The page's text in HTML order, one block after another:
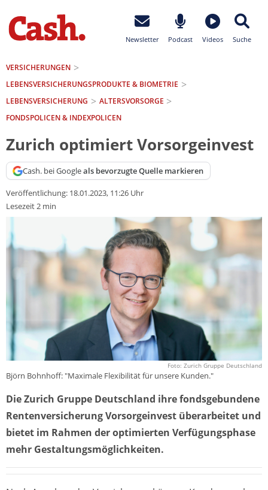
Newsletter Podcast Videos Suche
VERSICHERUNGEN
LEBENSVERSICHERUNGS­PRODUKTE & BIOMETRIE
LEBENSVERSICHERUNG
ALTERSVORSORGE
FONDSPOLICEN & INDEXPOLICEN
Zurich optimiert Vorsorgeinvest
Cash. bei Googleals bevorzugte Quelle markieren
Veröffentlichung: 18.01.2023, 11:26 Uhr
Lesezeit 2 min
Foto: Zurich Gruppe Deutschland
Björn Bohnhoff: "Maximale Flexibilität für unsere Kunden."
Die Zurich Gruppe Deutschland ihre fondsgebundene
Rentenversicherung Vorsorgeinvest überarbeitet und
bietet im Rahmen der optimierten Verfügungsphase
mehr Gestaltungsmöglichkeiten.